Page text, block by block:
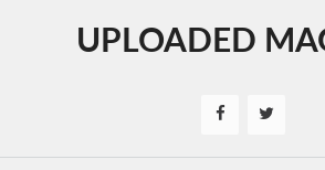
UPLOADED